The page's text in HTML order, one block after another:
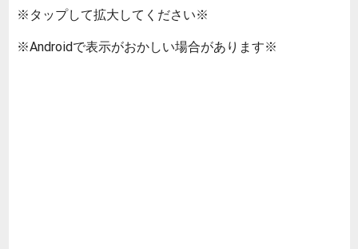
※タップして拡大してください※
※Androidで表示がおかしい場合があります※